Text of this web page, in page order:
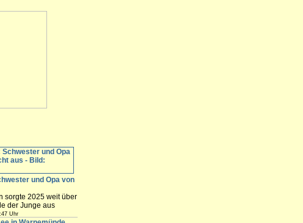
und Opa von
sorgte 2025 weit über
der Junge aus
des Vaters
Uhr